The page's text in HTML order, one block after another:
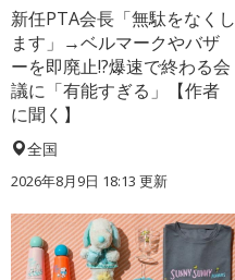
新任PTA会長「無駄をなくし
ます」→ベルマークやバザ
ーを即廃止!?爆速で終わる会
議に「有能すぎる」【作者
に聞く】
全国
2026年8月9日 18:13 更新